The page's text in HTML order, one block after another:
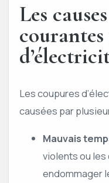
Les
courantes
Les coupures
causées par
Mauvais
violents ou les
endommager